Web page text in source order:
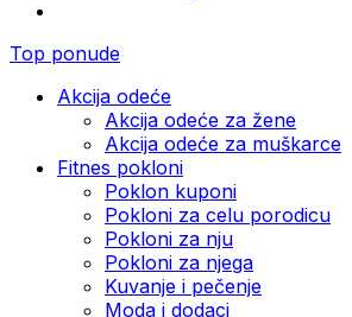
Top ponude
Akcija odeće
Akcija odeće za žene
Akcija odeće za muškarce
Fitnes pokloni
Poklon kuponi
Pokloni za celu porodicu
Pokloni za nju
Pokloni za njega
Kuvanje i pečenje
Moda i dodaci